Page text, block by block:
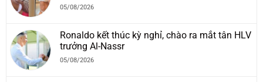
05/08/2026
Ronaldo kết thúc kỳ nghỉ, chào ra mắt tân HLV
trưởng Al-Nassr
05/08/2026